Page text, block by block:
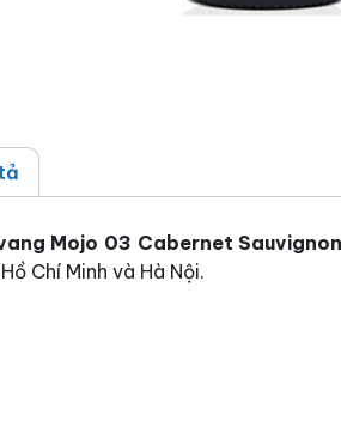
Mojo 03 Cabernet Sauvignon
Chí Minh và Hà Nội.